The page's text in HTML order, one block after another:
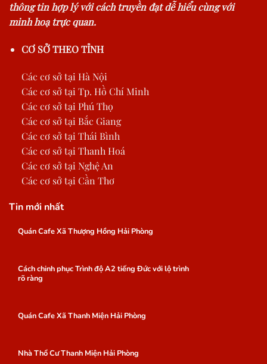
thông tin hợp lý với cách truyền đạt dễ hiểu cùng với
minh hoạ trực quan.
CƠ SỞ THEO TỈNH
Các cơ sở tại Hà Nội
Các cơ sở tại Tp. Hồ Chí Minh
Các cơ sở tại Phú Thọ
Các cơ sở tại Bắc Giang
Các cơ sở tại Thái Bình
Các cơ sở tại Thanh Hoá
Các cơ sở tại Nghệ An
Các cơ sở tại Cần Thơ
Tin mới nhất
Quán Cafe Xã Thượng Hồng Hải Phòng
Cách chinh phục Trình độ A2 tiếng Đức với lộ trình
rõ ràng
Quán Cafe Xã Thanh Miện Hải Phòng
Nhà Thổ Cư Thanh Miện Hải Phòng